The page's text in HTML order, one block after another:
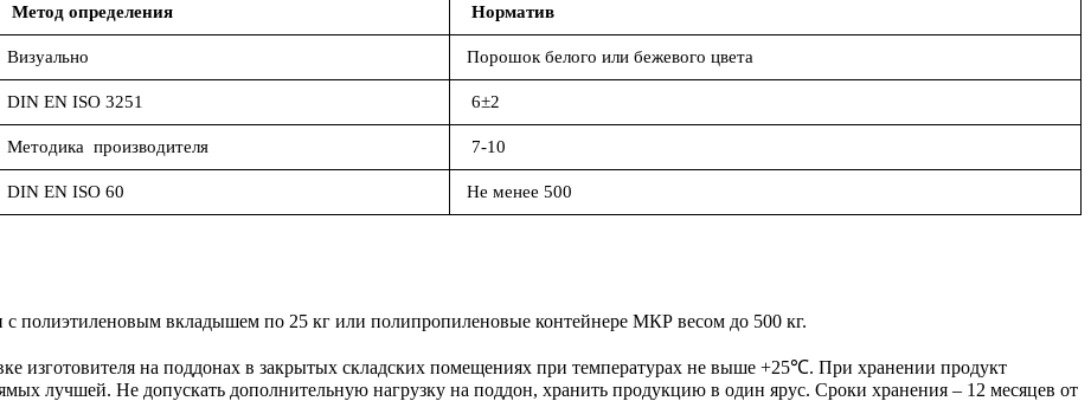
Метод определения Норматив
Визуально Порошок белого или бежевого цвета
DIN EN ISO 3251 6±2
Методика производителя 7-10
DIN EN ISO 60 Не менее 500
полиэтиленовым вкладышем по 25 кг или полипропиленовые контейнере МКР весом до 500 кг.
изготовителя на поддонах в закрытых складских помещениях при температурах не выше +25℃. При хранении продукт
лучшей. Не допускать дополнительную нагрузку на поддон, хранить продукцию в один ярус. Сроки хранения – 12 месяцев от